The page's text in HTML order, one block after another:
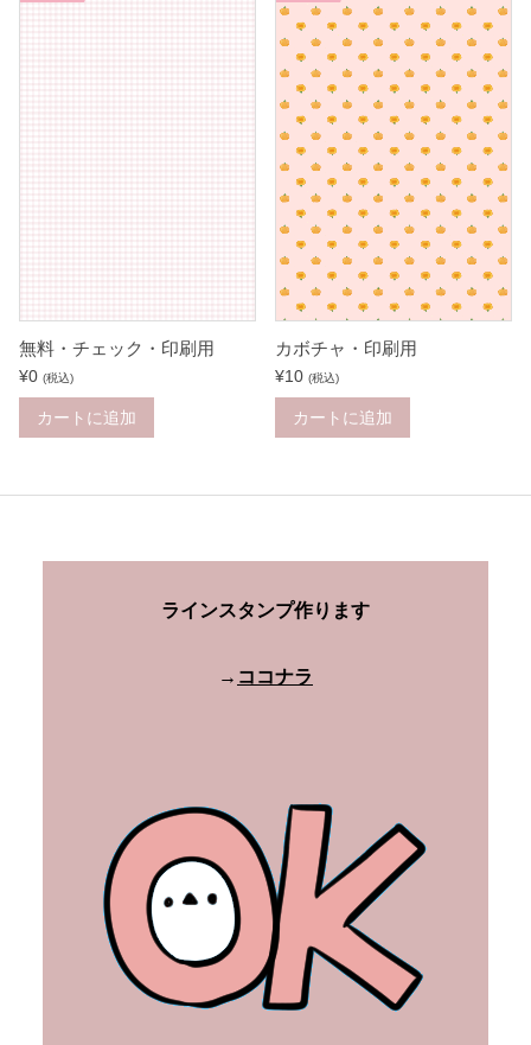
無料・チェック・印刷用
¥0 (税込)
カートに追加
カボチャ・印刷用
¥10 (税込)
カートに追加
ラインスタンプ作ります
→ ココナラ